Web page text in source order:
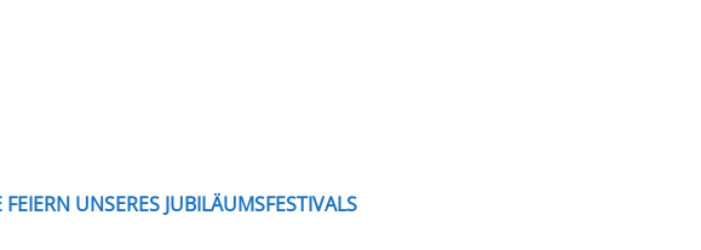
UNSERES JUBILÄUMSFESTIVALS